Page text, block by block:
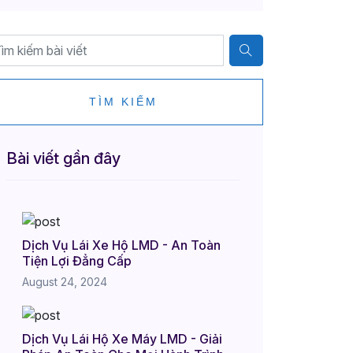
TÌM KIẾM
Bài viết gần đây
Dịch Vụ Lái Xe Hộ LMD - An Toàn
Tiện Lợi Đẳng Cấp
August 24, 2024
Dịch Vụ Lái Hộ Xe Máy LMD - Giải